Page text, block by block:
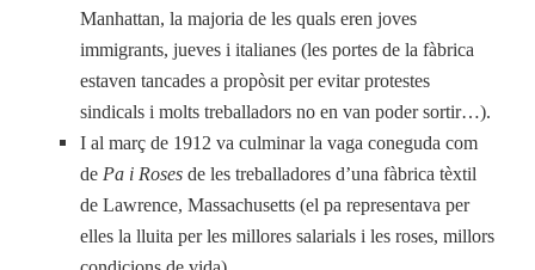
Manhattan, la majoria de les quals eren joves
immigrants, jueves i italianes (les portes de la fàbrica
estaven tancades a propòsit per evitar protestes
sindicals i molts treballadors no en van poder sortir…).
I al març de 1912 va culminar la vaga coneguda com
de Pa i Rosesde les treballadores d’una fàbrica tèxtil
de Lawrence, Massachusetts (el pa representava per
elles la lluita per les millores salarials i les roses, millors